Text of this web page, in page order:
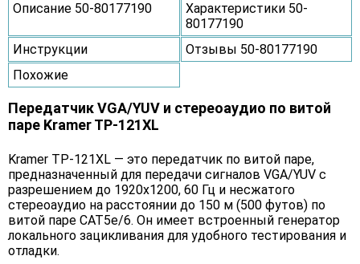
Описание 50-80177190
Характеристики 50-
80177190
Инструкции
Отзывы 50-80177190
Похожие
Передатчик VGA/YUV и стереоаудио по витой
паре Kramer TP-121XL
Kramer TP-121XL — это передатчик по витой паре,
предназначенный для передачи сигналов VGA/YUV с
разрешением до 1920x1200, 60 Гц и несжатого
стереоаудио на расстоянии до 150 м (500 футов) по
витой паре CAT5e/6. Он имеет встроенный генератор
локального зацикливания для удобного тестирования и
отладки.